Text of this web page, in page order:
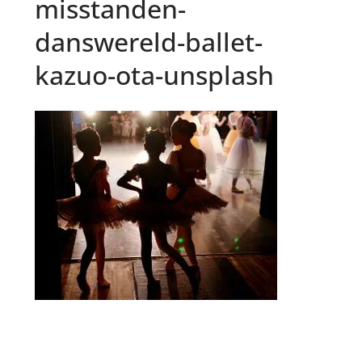
misstanden-
danswereld-ballet-
kazuo-ota-unsplash